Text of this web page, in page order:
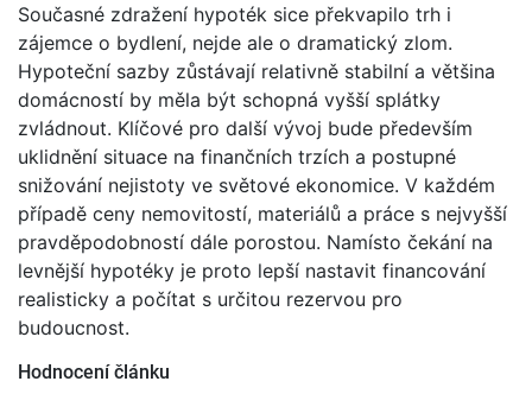
Současné zdražení hypoték sice překvapilo trh i
zájemce o bydlení, nejde ale o dramatický zlom.
Hypoteční sazby zůstávají relativně stabilní a většina
domácností by měla být schopná vyšší splátky
zvládnout. Klíčové pro další vývoj bude především
uklidnění situace na finančních trzích a postupné
snižování nejistoty ve světové ekonomice. V každém
případě ceny nemovitostí, materiálů a práce s nejvyšší
pravděpodobností dále porostou. Namísto čekání na
levnější hypotéky je proto lepší nastavit financování
realisticky a počítat s určitou rezervou pro
budoucnost.
Hodnocení článku